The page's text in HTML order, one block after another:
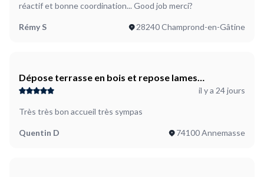
réactif et bonne coordination... Good job merci?
Rémy S 28240 Champrond-en-Gâtine
Dépose terrasse en bois et repose lames
composite
il y a 24 jours
Très très bon accueil très sympas
Quentin D 74100 Annemasse